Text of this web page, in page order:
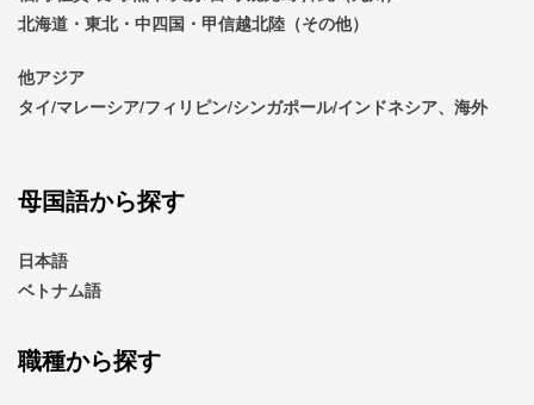
北海道・東北・中四国・甲信越北陸（その他）
他アジア
タイ/マレーシア/フィリピン/シンガポール/インドネシア、海外
母国語から探す
日本語
ベトナム語
職種から探す